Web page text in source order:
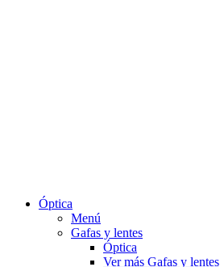
Óptica
Menú
Gafas y lentes
Óptica
Ver más Gafas y lentes